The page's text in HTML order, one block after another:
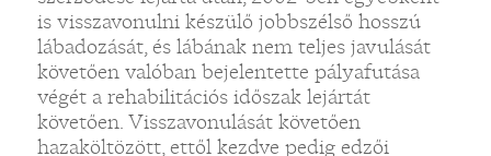
is visszavonulni készülő jobbszélső hosszú
lábadozását, és lábának nem teljes javulását
követően valóban bejelentette pályafutása
végét a rehabilitációs időszak lejártát
követően. Visszavonulását követően
hazaköltözött, ettől kezdve pedig edzői